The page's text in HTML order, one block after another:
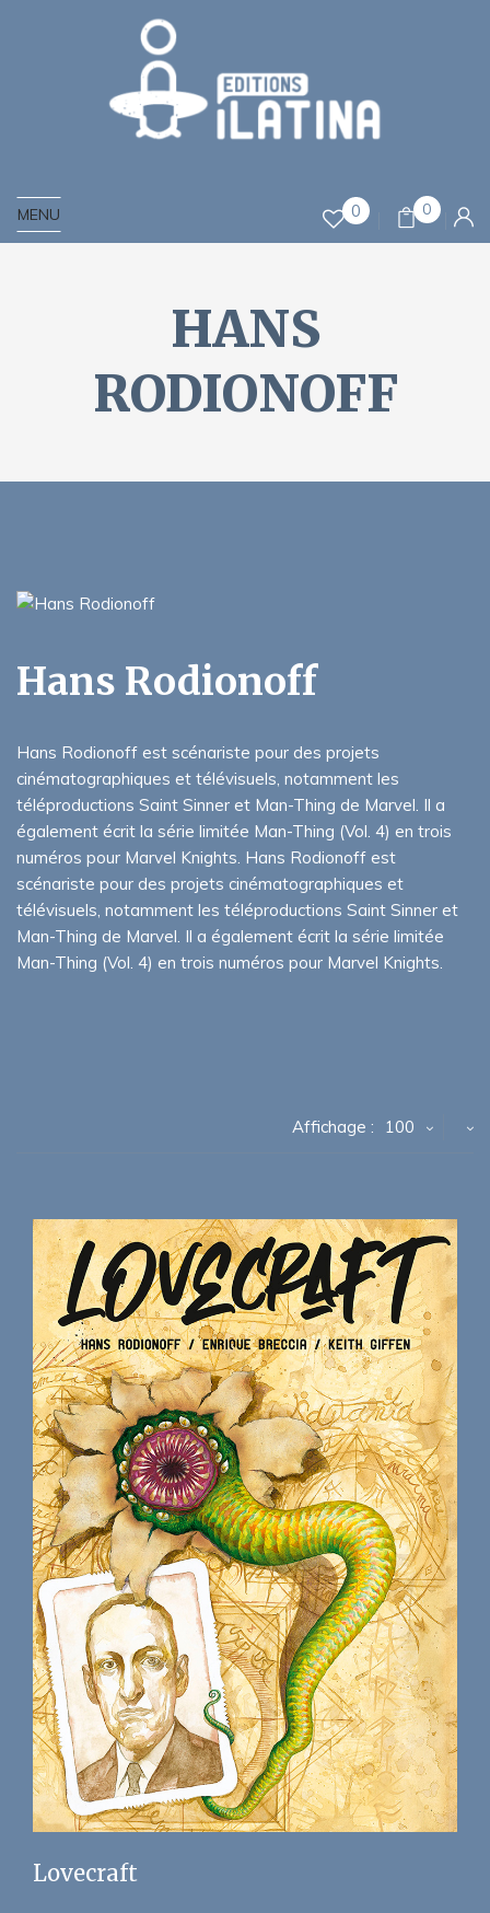
MENU 0 0
HANS
RODIONOFF
Hans Rodionoff
Hans Rodionoff est scénariste pour des projets
cinématographiques et télévisuels, notamment les
téléproductions Saint Sinner et Man-Thing de Marvel. Il a
également écrit la série limitée Man-Thing (Vol. 4) en trois
numéros pour Marvel Knights. Hans Rodionoff est
scénariste pour des projets cinématographiques et
télévisuels, notamment les téléproductions Saint Sinner et
Man-Thing de Marvel. Il a également écrit la série limitée
Man-Thing (Vol. 4) en trois numéros pour Marvel Knights.
Affichage : 100
Lovecraft